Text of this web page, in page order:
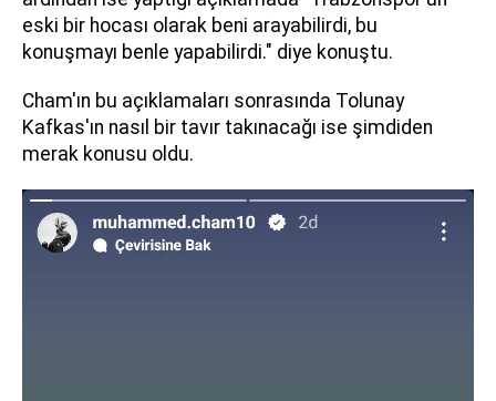
eski bir hocası olarak beni arayabilirdi, bu
konuşmayı benle yapabilirdi." diye konuştu.
Cham'ın bu açıklamaları sonrasında Tolunay
Kafkas'ın nasıl bir tavır takınacağı ise şimdiden
merak konusu oldu.